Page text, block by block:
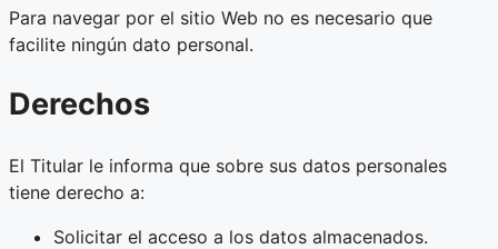
Para navegar por el sitio Web no es necesario que
facilite ningún dato personal.
Derechos
El Titular le informa que sobre sus datos personales
tiene derecho a:
Solicitar el acceso a los datos almacenados.